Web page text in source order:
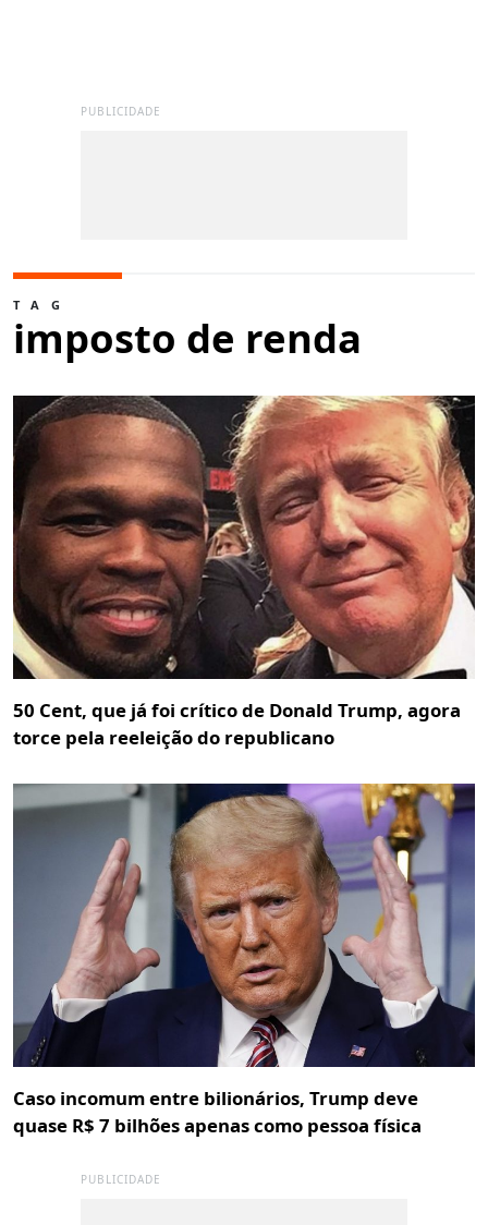
PUBLICIDADE
TAG
imposto de renda
50 Cent, que já foi crítico de Donald Trump, agora
torce pela reeleição do republicano
Caso incomum entre bilionários, Trump deve
quase R$ 7 bilhões apenas como pessoa física
PUBLICIDADE